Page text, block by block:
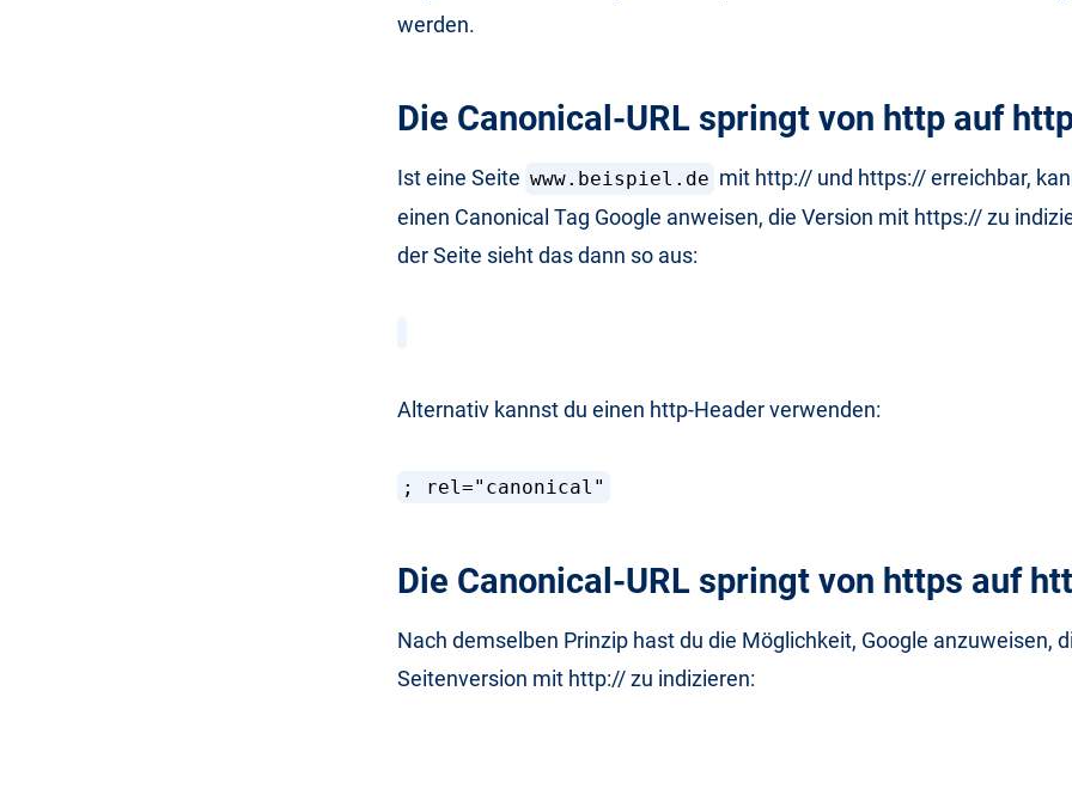
werden.
Die Canonical-URL springt von http auf
Ist eine Seite www.beispiel.de mit http:// und https:// erreichbar,
einen Canonical Tag Google anweisen, die Version mit https:// zu
der Seite sieht das dann so aus:
Alternativ kannst du einen http-Header verwenden:
; rel="canonical"
Die Canonical-URL springt von https auf
Nach demselben Prinzip hast du die Möglichkeit, Google anzuweisen,
Seitenversion mit http:// zu indizieren: